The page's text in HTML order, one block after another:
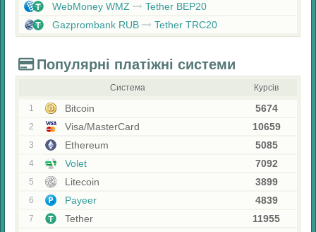
WebMoney WMZ
Tether BEP20
Gazprombank RUB
Tether TRC20
Популярні платіжні системи
Система Курсів
1 Bitcoin 5674
2 Visa/MasterCard 10659
3 Ethereum 5085
4 Volet 7092
5 Litecoin 3899
6 Payeer 4839
7 Tether
11955